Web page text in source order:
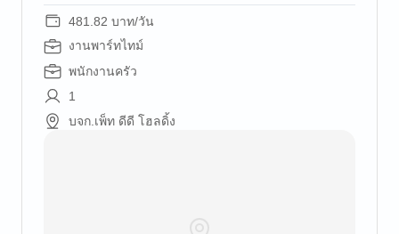
481.82 บาท/วัน
งานพาร์ทไทม์
พนักงานครัว
1
บจก.เพ็ท ดีดี โฮลดิ้ง